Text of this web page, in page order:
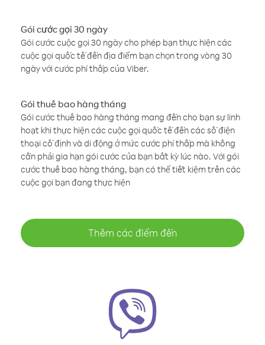
Gói cước gọi 30 ngày
Gói cước cuộc gọi 30 ngày cho phép bạn thực hiện các
cuộc gọi quốc tế đến địa điểm bạn chọn trong vòng 30
ngày với cước phí thấp của Viber.
Gói thuê bao hàng tháng
Gói cước thuê bao hàng tháng mang đến cho bạn sự linh
hoạt khi thực hiện các cuộc gọi quốc tế đến các số điện
thoại cố định và di động ở mức cước phí thấp mà không
cần phải gia hạn gói cước của bạn bất kỳ lúc nào. Với gói
cước thuê bao hàng tháng, bạn có thể tiết kiệm trên các
cuộc gọi bạn đang thực hiện
Thêm các điểm đến